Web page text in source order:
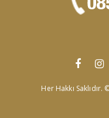
Her Hakkı